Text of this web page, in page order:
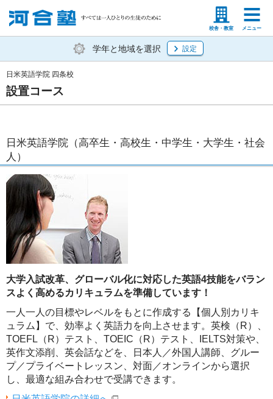
校舎・教室 メニュー
塾生の方 高等学校の先生
学年と地域を選択 設定
設置コース
日米英語学院 四条校
日米英語学院（高卒生・高校生・中学生・大学生・社会
人）
大学入試改革、グローバル化に対応した英語4技能をバラン
スよく高めるカリキュラムを準備しています！
一人一人の目標やレベルをもとに作成する【個人別カリキ
ュラム】で、効率よく英語力を向上させます。英検（R）、
TOEFL（R）テスト、TOEIC（R）テスト、IELTS対策や、
英作文添削、英会話などを、日本人／外国人講師、グルー
プ／プライベートレッスン、対面／オンラインから選択
し、最適な組み合わせで受講できます。